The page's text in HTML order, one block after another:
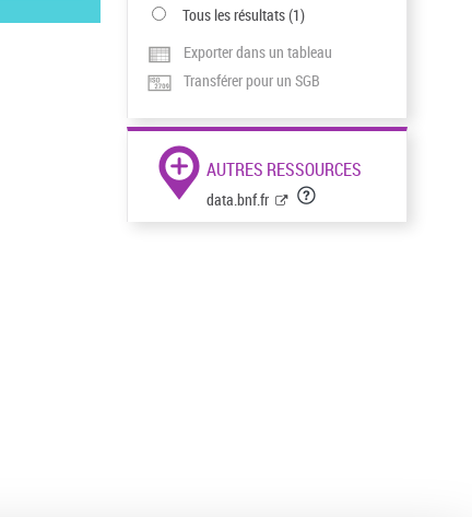
Tous les résultats(1)
Exporter dans un tableau
Transférer pour un SGB
AUTRES RESSOURCES
data.bnf.fr